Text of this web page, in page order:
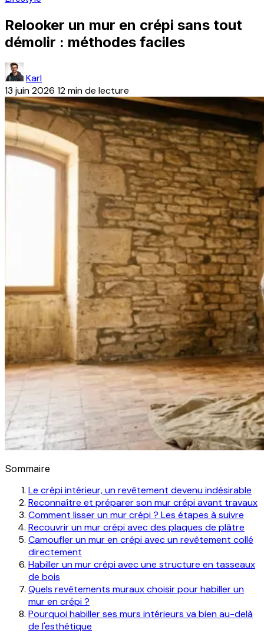
Relooker un mur en crépi sans tout
démolir : méthodes faciles
Karl
13 juin 2026 12 min de lecture
Sommaire
Le crépi intérieur, un revêtement devenu indésirable
Reconnaître et préparer son mur crépi avant travaux
Comment lisser un mur crépi ? Les étapes à suivre
Recouvrir un mur crépi avec des plaques de plâtre
Camoufler un mur en crépi avec un revêtement collé
directement
Habiller un mur crépi avec une structure en tasseaux
de bois
Quels revêtements muraux choisir pour habiller un
mur en crépi ?
Pourquoi habiller ses murs intérieurs va bien au-delà
de l'esthétique